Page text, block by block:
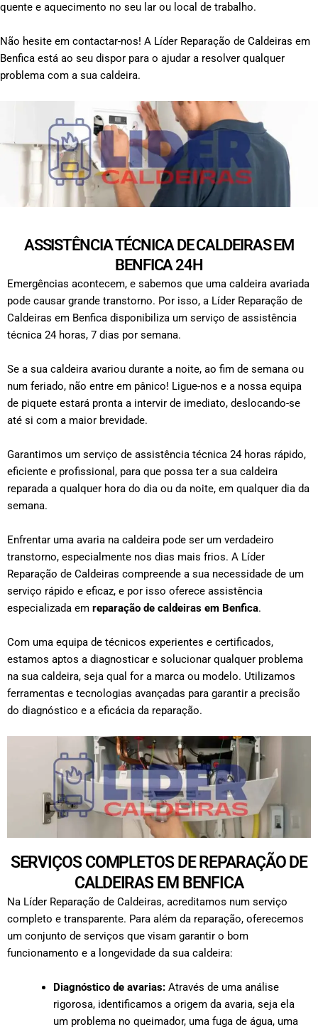
quente e aquecimento no seu lar ou local de trabalho.
Não hesite em contactar-nos! A Líder Reparação de Caldeiras em
Benfica está ao seu dispor para o ajudar a resolver qualquer
problema com a sua caldeira.
ASSISTÊNCIA TÉCNICA DE CALDEIRAS EM
BENFICA 24H
Emergências acontecem, e sabemos que uma caldeira avariada
pode causar grande transtorno. Por isso, a Líder Reparação de
Caldeiras em Benfica disponibiliza um serviço de assistência
técnica 24 horas, 7 dias por semana.
Se a sua caldeira avariou durante a noite, ao fim de semana ou
num feriado, não entre em pânico! Ligue-nos e a nossa equipa
de piquete estará pronta a intervir de imediato, deslocando-se
até si com a maior brevidade.
Garantimos um serviço de assistência técnica 24 horas rápido,
eficiente e profissional, para que possa ter a sua caldeira
reparada a qualquer hora do dia ou da noite, em qualquer dia da
semana.
Enfrentar uma avaria na caldeira pode ser um verdadeiro
transtorno, especialmente nos dias mais frios. A Líder
Reparação de Caldeiras compreende a sua necessidade de um
serviço rápido e eficaz, e por isso oferece assistência
especializada em reparação de caldeiras em Benfica.
Com uma equipa de técnicos experientes e certificados,
estamos aptos a diagnosticar e solucionar qualquer problema
na sua caldeira, seja qual for a marca ou modelo. Utilizamos
ferramentas e tecnologias avançadas para garantir a precisão
do diagnóstico e a eficácia da reparação.
SERVIÇOS COMPLETOS DE REPARAÇÃO DE
CALDEIRAS EM BENFICA
Na Líder Reparação de Caldeiras, acreditamos num serviço
completo e transparente. Para além da reparação, oferecemos
um conjunto de serviços que visam garantir o bom
funcionamento e a longevidade da sua caldeira:
Diagnóstico de avarias: Através de uma análise
rigorosa, identificamos a origem da avaria, seja ela
um problema no queimador, uma fuga de água, uma